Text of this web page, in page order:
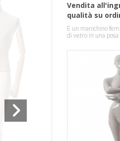
Vendita
qualità su
vetroresina in
manichini
È un manichino
di vetro in una